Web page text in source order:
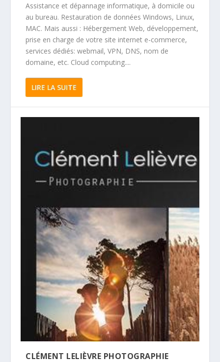
Assistance et dépannage informatique, à domicile ou
au bureau. Restauration de données Windows, Linux,
MAC. Mais aussi : Hébergement Web, développement,
prise en charge de votre site internet e-commerce,
services dédiés: webmail, VPN, DNS, nom de
domaine, etc. Cloud computing....
LIRE LA SUITE
CLÉMENT LELIÈVRE PHOTOGRAPHIE